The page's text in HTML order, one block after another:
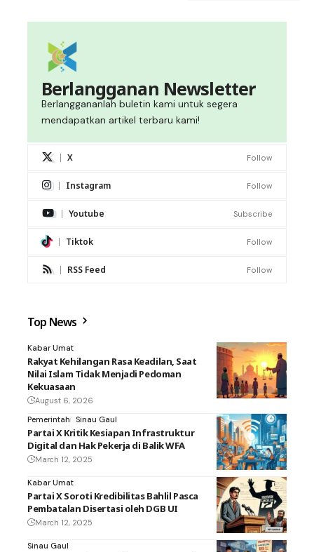
Berlangganan Newsletter
Berlanggananlah buletin kami untuk segera
mendapatkan artikel terbaru kami!
X Follow
Instagram Follow
Youtube Subscribe
Tiktok Follow
RSS Feed Follow
Top News
Kabar Umat
Rakyat Kehilangan Rasa Keadilan, Saat
Nilai Islam Tidak Menjadi Pedoman
Kekuasaan
August 6, 2026
Pemerintah
Sinau Gaul
Partai X Kritik Kesiapan Infrastruktur
Digital dan Hak Pekerja di Balik WFA
March 12, 2025
Kabar Umat
Partai X Soroti Kredibilitas Bahlil Pasca
Pembatalan Disertasi oleh DGB UI
March 12, 2025
Sinau Gaul